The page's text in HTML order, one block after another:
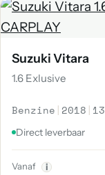
Suzuki Vitara
1.6 Exlusive
Benzine | 2018 |
Direct leverbaar
Vanaf i